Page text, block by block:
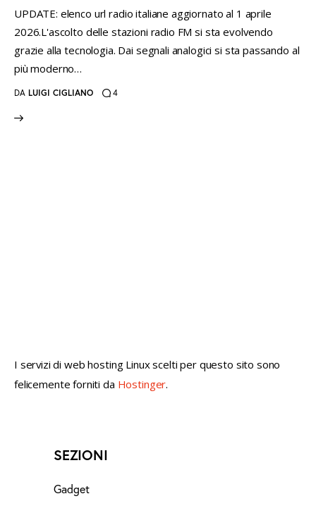
UPDATE: elenco url radio italiane aggiornato al 1 aprile
2026.L'ascolto delle stazioni radio FM si sta evolvendo
grazie alla tecnologia. Dai segnali analogici si sta passando al
più moderno…
DA LUIGI CIGLIANO 4
I servizi di web hosting Linux scelti per questo sito sono
felicemente forniti da Hostinger.
SEZIONI
Gadget